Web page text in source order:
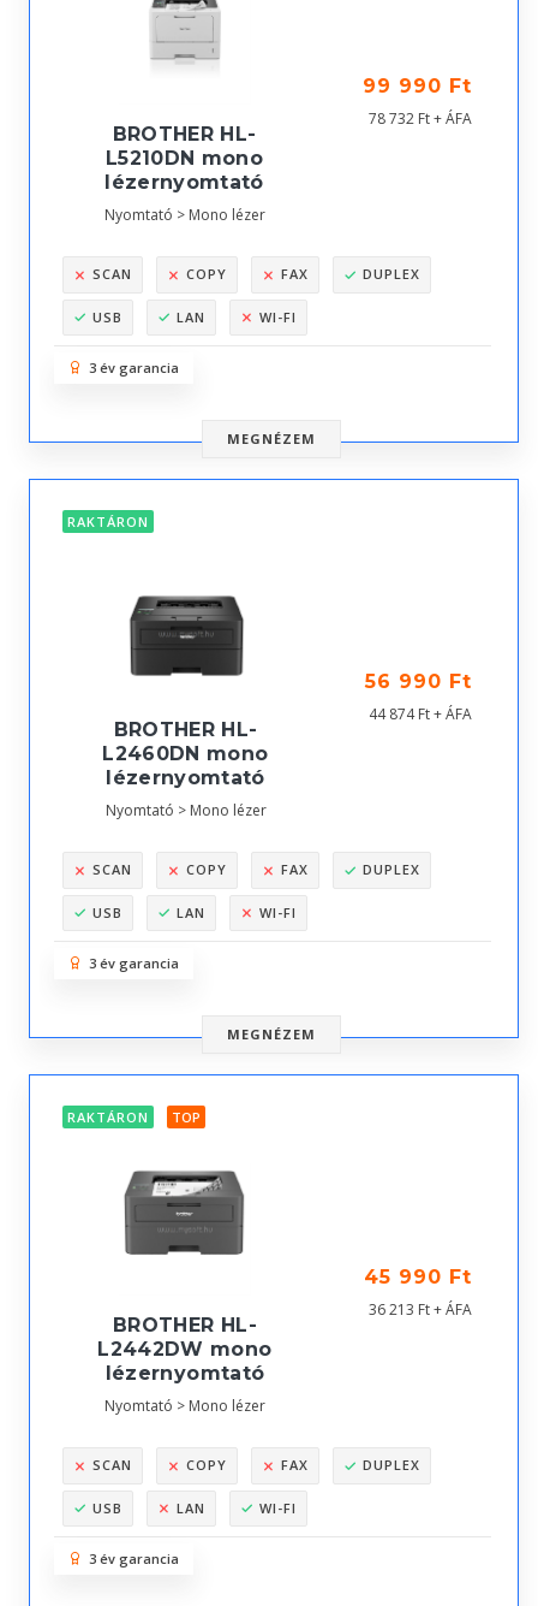
BROTHER HL-
L5210DN mono
lézernyomtató
Nyomtató > Mono lézer
99 990 Ft
78 732 Ft + ÁFA
SCAN COPY FAX DUPLEX
USB LAN WI-FI
3 év garancia
MEGNÉZEM
RAKTÁRON
BROTHER HL-
L2460DN mono
lézernyomtató
Nyomtató > Mono lézer
56 990 Ft
44 874 Ft + ÁFA
SCAN COPY FAX DUPLEX
USB LAN WI-FI
3 év garancia
MEGNÉZEM
RAKTÁRON TOP
BROTHER HL-
L2442DW mono
lézernyomtató
Nyomtató > Mono lézer
45 990 Ft
36 213 Ft + ÁFA
SCAN COPY FAX DUPLEX
USB LAN WI-FI
3 év garancia